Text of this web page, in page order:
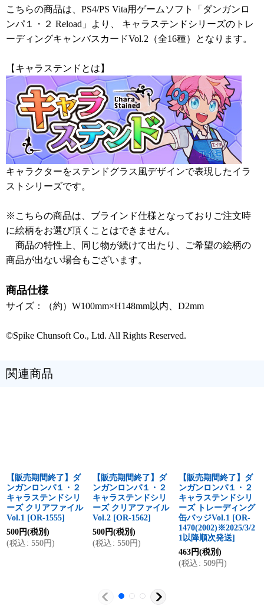
こちらの商品は、PS4/PS Vita用ゲームソフト「ダンガンロ
ンパ１・２ Reload」より、 キャラステンドシリーズのトレ
ーディングキャンバスカードVol.2（全16種）となります。
【キャラステンドとは】
キャラクターをステンドグラス風デザインで表現したイラ
ストシリーズです。
※こちらの商品は、ブラインド仕様となっておりご注文時
に絵柄をお選び頂くことはできません。
商品の特性上、同じ物が続けて出たり、ご希望の絵柄の
商品が出ない場合もございます。
商品仕様
サイズ：（約）W100mm×H148mm以内、D2mm
©Spike Chunsoft Co., Ltd. All Rights Reserved.
関連商品
【販売期間終了】ダ
ンガンロンパ１・２
キャラステンドシリ
ーズ クリアファイル
Vol.1 [OR-1555]
500 円(税別)
(税込 : 550円)
【販売期間終了】ダ
ンガンロンパ１・２
キャラステンドシリ
ーズ クリアファイル
Vol.2 [OR-1562]
500 円(税別)
(税込 : 550円)
【販売期間終了】ダ
ンガンロンパ１・２
キャラステンドシリ
ーズ トレーディング
缶バッジVol.1 [OR-
1470(2002)※2025/3/2
1以降順次発送]
463 円(税別)
(税込 : 509円)